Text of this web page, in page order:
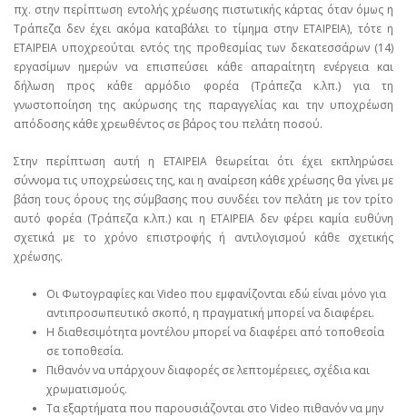
πχ. στην περίπτωση εντολής χρέωσης πιστωτικής κάρτας όταν όμως η
Τράπεζα δεν έχει ακόμα καταβάλει το τίμημα στην ΕΤΑΙΡΕΙΑ), τότε η
ΕΤΑΙΡΕΙΑ υποχρεούται εντός της προθεσμίας των δεκατεσσάρων (14)
εργασίμων ημερών να επισπεύσει κάθε απαραίτητη ενέργεια και
δήλωση προς κάθε αρμόδιο φορέα (Τράπεζα κ.λπ.) για τη
γνωστοποίηση της ακύρωσης της παραγγελίας και την υποχρέωση
απόδοσης κάθε χρεωθέντος σε βάρος του πελάτη ποσού.
Στην περίπτωση αυτή η ΕΤΑΙΡΕΙΑ θεωρείται ότι έχει εκπληρώσει
σύννομα τις υποχρεώσεις της, και η αναίρεση κάθε χρέωσης θα γίνει με
βάση τους όρους της σύμβασης που συνδέει τον πελάτη με τον τρίτο
αυτό φορέα (Τράπεζα κ.λπ.) και η ΕΤΑΙΡΕΙΑ δεν φέρει καμία ευθύνη
σχετικά με το χρόνο επιστροφής ή αντιλογισμού κάθε σχετικής
χρέωσης.
Οι Φωτογραφίες και Video που εμφανίζονται εδώ είναι μόνο για
αντιπροσωπευτικό σκοπό, η πραγματική μπορεί να διαφέρει.
Η διαθεσιμότητα μοντέλου μπορεί να διαφέρει από τοποθεσία
σε τοποθεσία.
Πιθανόν να υπάρχουν διαφορές σε λεπτομέρειες, σχέδια και
χρωματισμούς.
Τα εξαρτήματα που παρουσιάζονται στο Video πιθανόν να μην